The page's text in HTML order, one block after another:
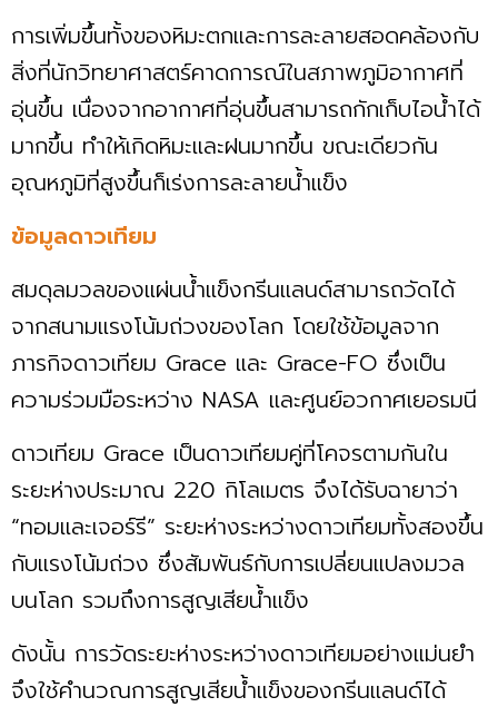
การเพิ่มขึ้นทั้งของหิมะตกและการละลายสอดคล้องกับ
สิ่งที่นักวิทยาศาสตร์คาดการณ์ในสภาพภูมิอากาศที่
อุ่นขึ้น เนื่องจากอากาศที่อุ่นขึ้นสามารถกักเก็บไอน้ำได้
มากขึ้น ทำให้เกิดหิมะและฝนมากขึ้น ขณะเดียวกัน
อุณหภูมิที่สูงขึ้นก็เร่งการละลายน้ำแข็ง
ข้อมูลดาวเทียม
สมดุลมวลของแผ่นน้ำแข็งกรีนแลนด์สามารถวัดได้
จากสนามแรงโน้มถ่วงของโลก โดยใช้ข้อมูลจาก
ภารกิจดาวเทียม Grace และ Grace-FO ซึ่งเป็น
ความร่วมมือระหว่าง NASA และศูนย์อวกาศเยอรมนี
ดาวเทียม Grace เป็นดาวเทียมคู่ที่โคจรตามกันใน
ระยะห่างประมาณ 220 กิโลเมตร จึงได้รับฉายาว่า
“ทอมและเจอร์รี” ระยะห่างระหว่างดาวเทียมทั้งสองขึ้น
กับแรงโน้มถ่วง ซึ่งสัมพันธ์กับการเปลี่ยนแปลงมวล
บนโลก รวมถึงการสูญเสียน้ำแข็ง
ดังนั้น การวัดระยะห่างระหว่างดาวเทียมอย่างแม่นยำ
จึงใช้คำนวณการสูญเสียน้ำแข็งของกรีนแลนด์ได้